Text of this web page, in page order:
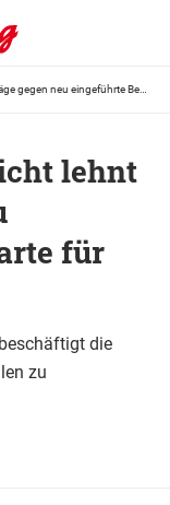
lehnt
für
die
zu